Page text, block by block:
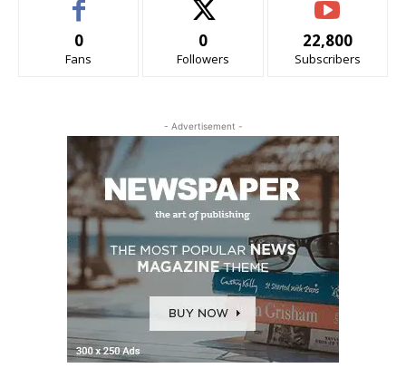
0
Fans
0
Followers
22,800
Subscribers
- Advertisement -